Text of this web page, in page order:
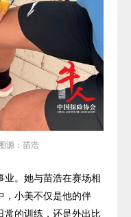
源：苗浩
业。她与苗浩在赛场相
，小美不仅是他的伴
常的训练，还是外出比